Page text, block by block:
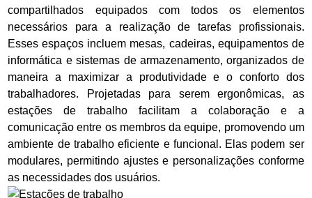
compartilhados equipados com todos os elementos
necessários para a realização de tarefas profissionais.
Esses espaços incluem mesas, cadeiras, equipamentos de
informática e sistemas de armazenamento, organizados de
maneira a maximizar a produtividade e o conforto dos
trabalhadores. Projetadas para serem ergonômicas, as
estações de trabalho facilitam a colaboração e a
comunicação entre os membros da equipe, promovendo um
ambiente de trabalho eficiente e funcional. Elas podem ser
modulares, permitindo ajustes e personalizações conforme
as necessidades dos usuários.